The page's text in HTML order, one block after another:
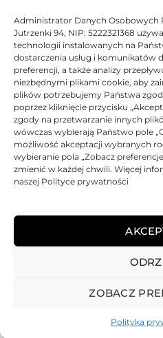
Administrator Danych Osobowych
Jutrzenki 94, NIP: 5222321368
technologii instalowanych na
dostarczenia usług i komunikatów
preferencji, a także analizy
niezbędnymi plikami cookie, aby
plików potrzebujemy Państwa
poprzez kliknięcie przycisku
zgody na przetwarzanie innych
wówczas wybierają Państwo pole
możliwość akceptacji wybranych
wybieranie pola „Zobacz
zmienić w każdej chwili. Więcej
naszej Polityce prywatności
ZOBACZ
Polityka
który z powodzeniem
produktami o wydajności
refabrykowany
DANE TECHNICZNE
KOMPATYBILNOŚĆ
PRODUKTY POWIĄZANE
KOSZTY DOSTAWY